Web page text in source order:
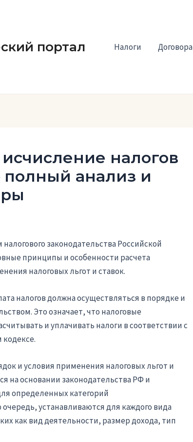
портал Налоги Договора
налогов
анализ и
законодательства Российской
принципы и особенности расчета
налоговых льгот и ставок.
налогов должна осуществляться в порядке и
Это означает, что налоговые
и уплачивать налоги в соответствии с
и условия применения налоговых льгот и
на основании законодательства РФ и
определенных категорий
устанавливаются для каждого вида
как вид деятельности, размер дохода, тип